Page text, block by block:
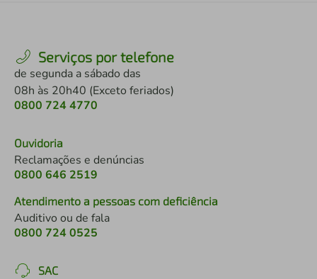
Serviços por telefone
de segunda a sábado das
08h às 20h40 (Exceto feriados)
0800 724 4770
Ouvidoria
Reclamações e denúncias
0800 646 2519
Atendimento a pessoas com deficiência
Auditivo ou de fala
0800 724 0525
SAC